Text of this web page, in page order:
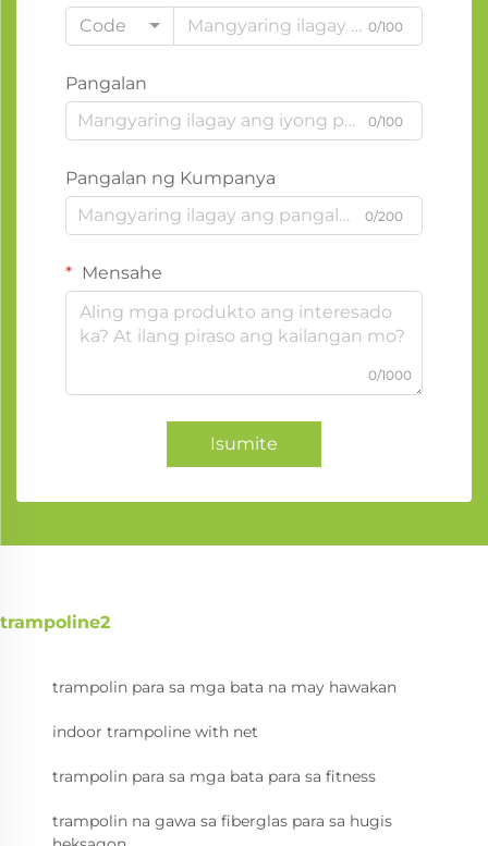
Code
0/100
Pangalan
0/100
Pangalan ng Kumpanya
0/200
Mensahe
0/1000
Isumite
trampoline2
trampolin para sa mga bata na may hawakan
indoor trampoline with net
trampolin para sa mga bata para sa fitness
trampolin na gawa sa fiberglas para sa hugis